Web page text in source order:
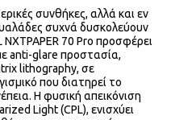
συνθήκες, αλλά και εν
συχνά δυσκολεύουν
70 Pro προσφέρει
anti-glare προστασία,
lithography, σε
που διατηρεί το
Η φυσική απεικόνιση
Light (CPL), ενισχύει